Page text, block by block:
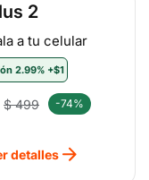
2
a tu celular
2.99% +$1
$ 499 -74%
detalles